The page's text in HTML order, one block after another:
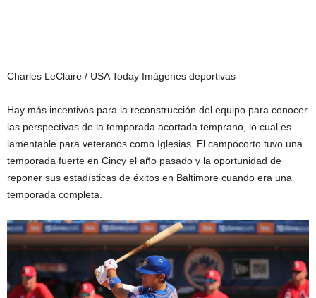
Charles LeClaire / USA Today Imágenes deportivas
Hay más incentivos para la reconstrucción del equipo para conocer
las perspectivas de la temporada acortada temprano, lo cual es
lamentable para veteranos como Iglesias. El campocorto tuvo una
temporada fuerte en Cincy el año pasado y la oportunidad de
reponer sus estadísticas de éxitos en Baltimore cuando era una
temporada completa.